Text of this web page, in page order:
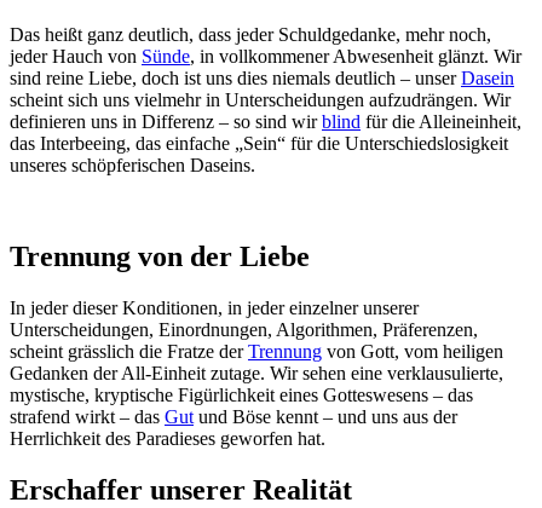
Das heißt ganz deutlich, dass jeder Schuldgedanke, mehr noch,
jeder Hauch von Sünde, in vollkommener Abwesenheit glänzt. Wir
sind reine Liebe, doch ist uns dies niemals deutlich – unserDasein
scheint sich uns vielmehr in Unterscheidungen aufzudrängen. Wir
definieren uns in Differenz – so sind wirblind für die Alleineinheit,
das Interbeeing, das einfache „Sein“ für die Unterschiedslosigkeit
unseres schöpferischen Daseins.
Trennung von der Liebe
In jeder dieser Konditionen, in jeder einzelner unserer
Unterscheidungen, Einordnungen, Algorithmen, Präferenzen,
scheint grässlich die Fratze derTrennung von Gott, vom heiligen
Gedanken der All-Einheit zutage. Wir sehen eine verklausulierte,
mystische, kryptische Figürlichkeit eines Gotteswesens – das
strafend wirkt – das Gut und Böse kennt – und uns aus der
Herrlichkeit des Paradieses geworfen hat.
Erschaffer unserer Realität